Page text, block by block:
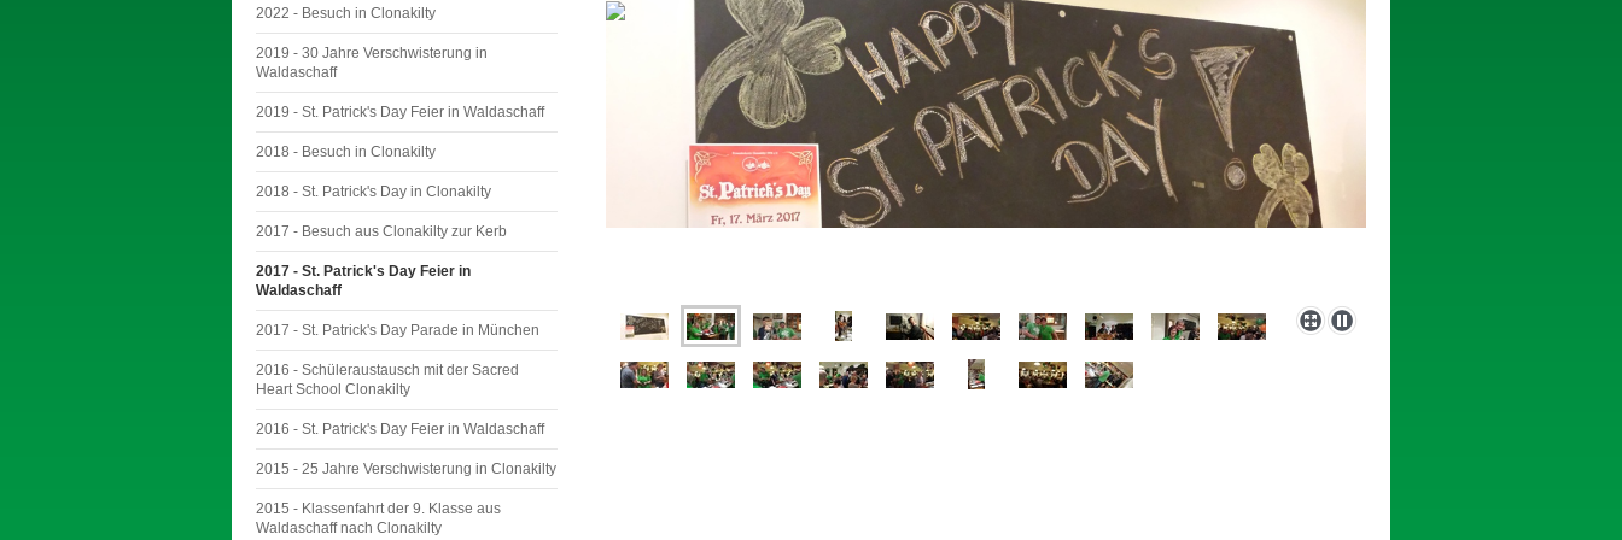
2022 - Besuch in Clonakilty
2019 - 30 Jahre Verschwisterung in
Waldaschaff
2019 - St. Patrick's Day Feier in Waldaschaff
2018 - Besuch in Clonakilty
2018 - St. Patrick's Day in Clonakilty
2017 - Besuch aus Clonakilty zur Kerb
2017 - St. Patrick's Day Feier in
Waldaschaff
2017 - St. Patrick's Day Parade in München
2016 - Schüleraustausch mit der Sacred
Heart School Clonakilty
2016 - St. Patrick's Day Feier in Waldaschaff
2015 - 25 Jahre Verschwisterung in Clonakilty
2015 - Klassenfahrt der 9. Klasse aus
Waldaschaff nach Clonakilty